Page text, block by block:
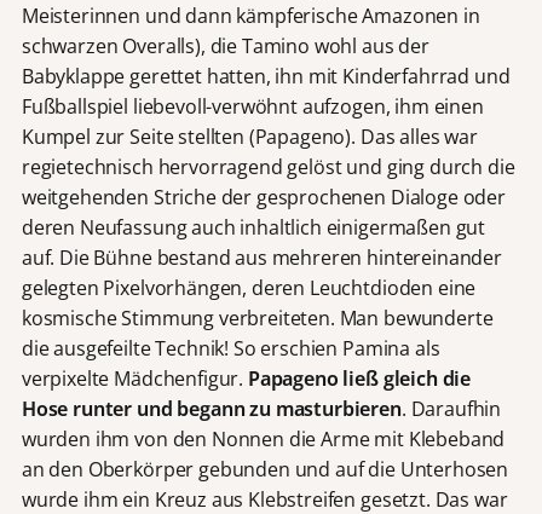
Meisterinnen und dann kämpferische Amazonen in
schwarzen Overalls), die Tamino wohl aus der
Babyklappe gerettet hatten, ihn mit Kinderfahrrad und
Fußballspiel liebevoll-verwöhnt aufzogen, ihm einen
Kumpel zur Seite stellten (Papageno). Das alles war
regietechnisch hervorragend gelöst und ging durch die
weitgehenden Striche der gesprochenen Dialoge oder
deren Neufassung auch inhaltlich einigermaßen gut
auf. Die Bühne bestand aus mehreren hintereinander
gelegten Pixelvorhängen, deren Leuchtdioden eine
kosmische Stimmung verbreiteten. Man bewunderte
die ausgefeilte Technik! So erschien Pamina als
verpixelte Mädchenfigur. Papageno ließ gleich die
Hose runter und begann zu masturbieren. Daraufhin
wurden ihm von den Nonnen die Arme mit Klebeband
an den Oberkörper gebunden und auf die Unterhosen
wurde ihm ein Kreuz aus Klebstreifen gesetzt. Das war